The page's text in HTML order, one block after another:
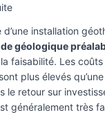
installation
géologique
faisabilité. Les coûts
plus élevés
le retour sur
généralement très